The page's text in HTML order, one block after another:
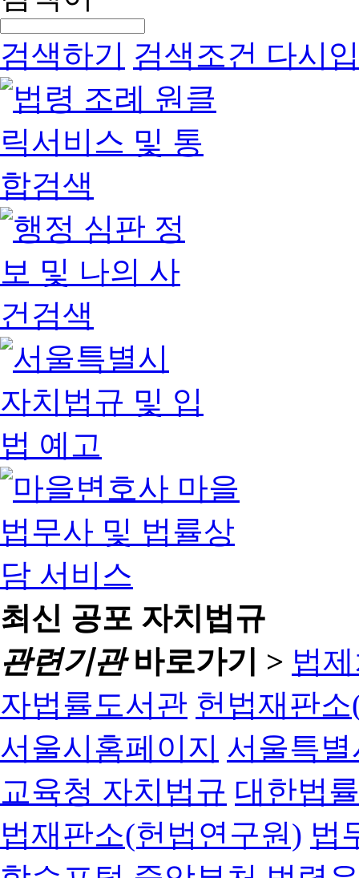
검색하기 검색조건 다시
최신 공포 자치법규
관련기관바로가기 > 법
자법률도서관 헌법재판
서울시홈페이지 서울특
교육청 자치법규 대한법
법재판소(헌법연구원) 법